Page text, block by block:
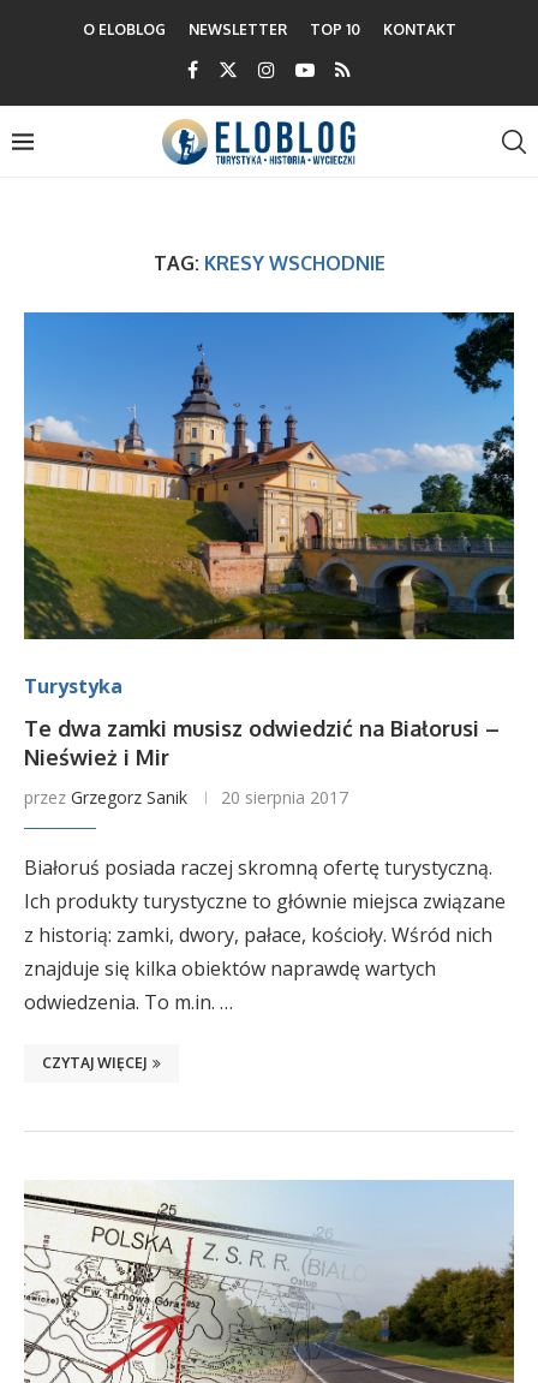
O ELOBLOG NEWSLETTER TOP 10 KONTAKT
TAG: KRESY WSCHODNIE
Turystyka
Te dwa zamki musisz odwiedzić na Białorusi –
Nieśwież i Mir
przez Grzegorz Sanik 20 sierpnia 2017
Białoruś posiada raczej skromną ofertę turystyczną.
Ich produkty turystyczne to głównie miejsca związane
z historią: zamki, dwory, pałace, kościoły. Wśród nich
znajduje się kilka obiektów naprawdę wartych
odwiedzenia. To m.in. …
CZYTAJ WIĘCEJ